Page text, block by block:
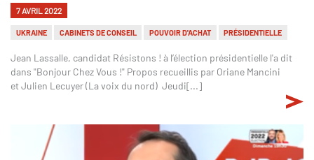
7 AVRIL 2022
UKRAINE CABINETS DE CONSEIL POUVOIR D'ACHAT PRÉSIDENTIELLE
Jean Lassalle, candidat Résistons ! à l’élection présidentielle l'a dit
dans "Bonjour Chez Vous !" Propos recueillis par Oriane Mancini
et Julien Lecuyer (La voix du nord) Jeudi[...]